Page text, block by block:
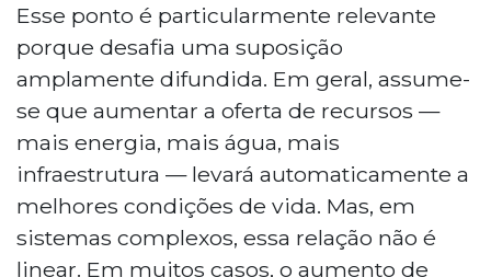
Esse ponto é particularmente relevante
porque desafia uma suposição
amplamente difundida. Em geral, assume-
se que aumentar a oferta de recursos —
mais energia, mais água, mais
infraestrutura — levará automaticamente a
melhores condições de vida. Mas, em
sistemas complexos, essa relação não é
linear. Em muitos casos, o aumento de